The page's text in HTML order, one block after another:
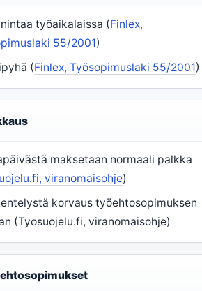
työaikalaissa (Finlex,
55/2001)
(Finlex, Työsopimuslaki 55/2001)
maksetaan normaali palkka
viranomaisohje)
korvaus työehtosopimuksen
(Tyosuojelu.fi, viranomaisohje)